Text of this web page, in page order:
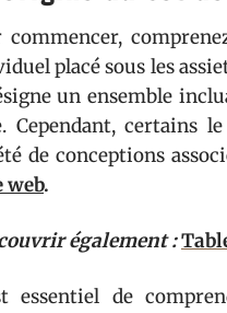
commencer,
placé sous les
un ensemble
Cependant, certains
de conceptions
web.
également :
essentiel de